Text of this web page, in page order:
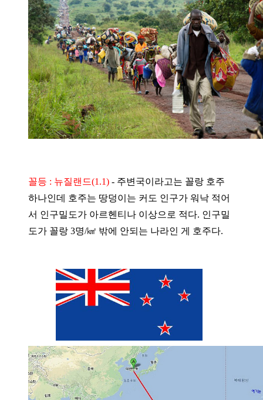
꼴등 : 뉴질랜드(1.1) - 주변국이라고는 꼴랑 호주
하나인데 호주는 땅덩이는 커도 인구가 워낙 적어
서 인구밀도가 아르헨티나 이상으로 적다. 인구밀
도가 꼴랑 3명/㎢ 밖에 안되는 나라인 게 호주다.